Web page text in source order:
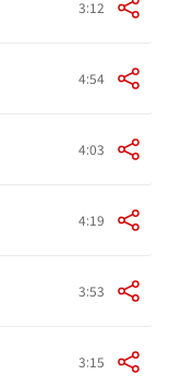
3:12
4:54
4:03
4:19
3:53
3:15